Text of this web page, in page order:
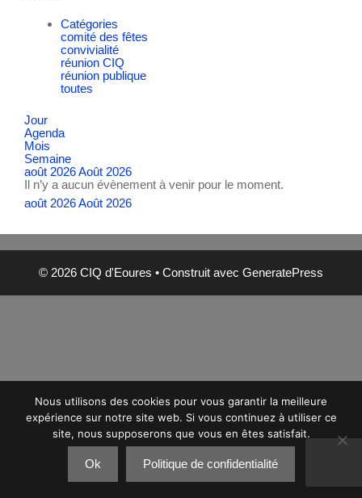
Catégories
comité des fêtes
convivialité
réunion CIQ
réunion publique
toutes
Jour
Agenda
Mois
Semaine
août 2026Août 2026
Il n’y a aucun évènement à venir pour le moment.
août 2026Août 2026
© 2026 CIQ d'Eoures • Construit avec GeneratePress
Nous utilisons des cookies pour vous garantir la meilleure
expérience sur notre site web. Si vous continuez à utiliser ce
site, nous supposerons que vous en êtes satisfait.
Ok Politique de confidentialité